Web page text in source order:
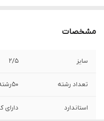
مشخصات
سایز 2/5
تعداد رشته 50رشته
استاندارد دارای